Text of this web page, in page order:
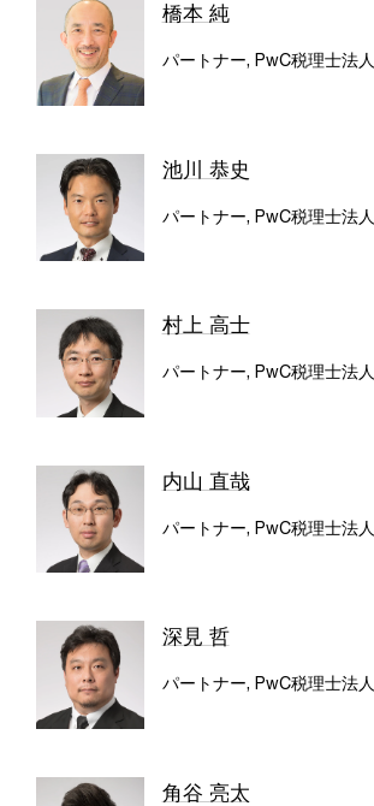
橋本 純
パートナー, PwC税理士法人
池川 恭史
パートナー, PwC税理士法人
村上 高士
パートナー, PwC税理士法人
内山 直哉
パートナー, PwC税理士法人
深見 哲
パートナー, PwC税理士法人
角谷 亮太